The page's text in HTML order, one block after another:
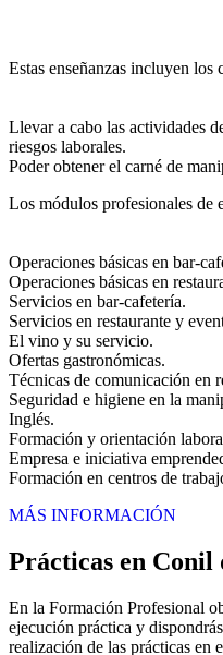
Estas enseñanzas incluyen los
Llevar a cabo las actividades
riesgos laborales.
Poder obtener el carné de
Los módulos profesionales de
Operaciones básicas en bar-
Operaciones básicas en
Servicios en bar-cafetería.
Servicios en restaurante y
El vino y su servicio.
Ofertas gastronómicas.
Técnicas de comunicación en
Seguridad e higiene en la
Inglés.
Formación y orientación
Empresa e iniciativa
Formación en centros de
MÁS INFORMACIÓN
Prácticas en Conil
En la Formación Profesional
ejecución práctica y
realización de las prácticas en